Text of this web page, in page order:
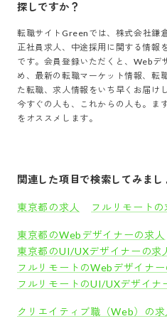
探しですか？
転職サイトGreenでは、 株式会社鎌
正社員求人、中途採用に関する情報
です。会員登録いただくと、 Webデ
め、最新の転職マーケット情報、転
た転職、求人情報をいち早くお届けし
今すぐの人も、これからの人も。ま
をオススメします。
関連した項目で検索してみまし
東京都の求人 フルリモートの
東京都のWebデザイナーの求人
東京都のUI/UXデザイナーの求
フルリモートのWebデザイナー
フルリモートのUI/UXデザイナ
クリエイティブ職（Web）の求